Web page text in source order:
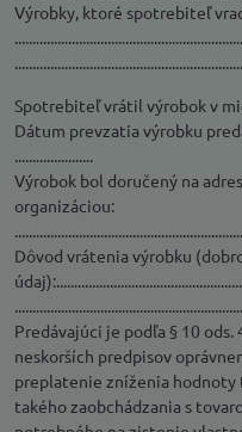
Výrobky, ktoré spotrebiteľ
Spotrebiteľ vrátil výrobok v
Dátum prevzatia výrobku
......................
Výrobok bol doručený na
organizáciou:
Dôvod vrátenia výrobku
Predávajúci je podľa § 10 ods.
neskorších predpisov
preplatenie zníženia hodnoty
takého zaobchádzania s